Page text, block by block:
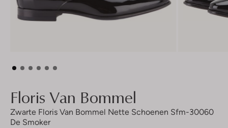
Floris Van Bommel
Zwarte Floris Van Bommel Nette Schoenen Sfm-30060
De Smoker